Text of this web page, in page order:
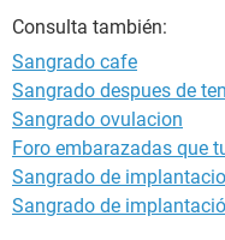
Consulta también:
Sangrado cafe
Sangrado despues de
Sangrado ovulacion
Foro embarazadas que
Sangrado de
Sangrado de